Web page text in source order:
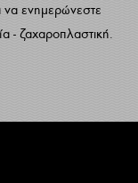
να ενημερώνεστε
- ζαχαροπλαστική.